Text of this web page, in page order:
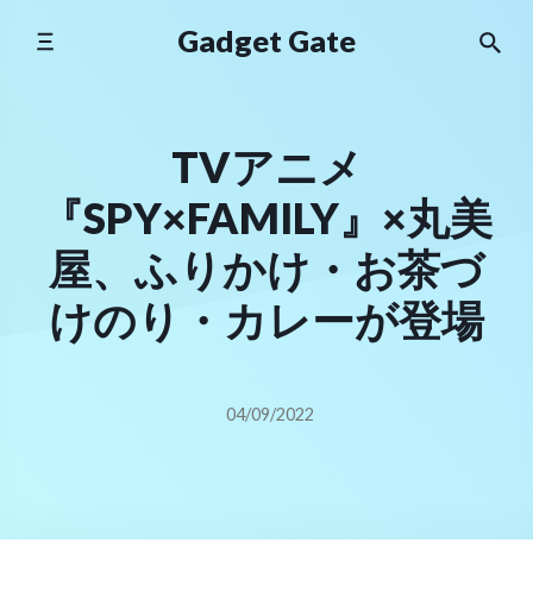
Gadget Gate
TVアニメ
『SPY×FAMILY』×丸美
屋、ふりかけ・お茶づ
けのり・カレーが登場
04/09/2022